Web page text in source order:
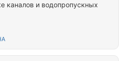
каналов и водопропускных